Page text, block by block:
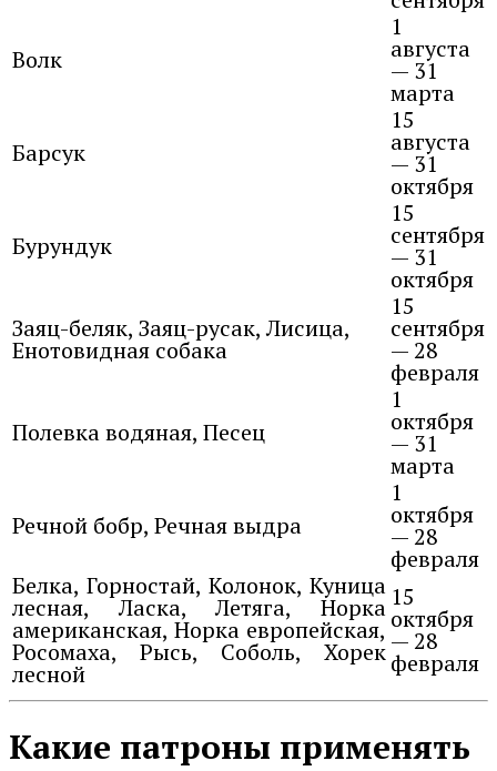
Волк
1
августа
— 31
марта
Барсук
15
августа
— 31
октября
Бурундук
15
сентября
— 31
октября
Заяц-беляк, Заяц-русак, Лисица,
Енотовидная собака
15
сентября
— 28
февраля
Полевка водяная, Песец
1
октября
— 31
марта
Речной бобр, Речная выдра
1
октября
— 28
февраля
Белка, Горностай, Колонок, Куница
лесная, Ласка, Летяга, Норка
американская, Норка европейская,
Росомаха, Рысь, Соболь, Хорек
лесной
15
октября
— 28
февраля
Какие патроны применять